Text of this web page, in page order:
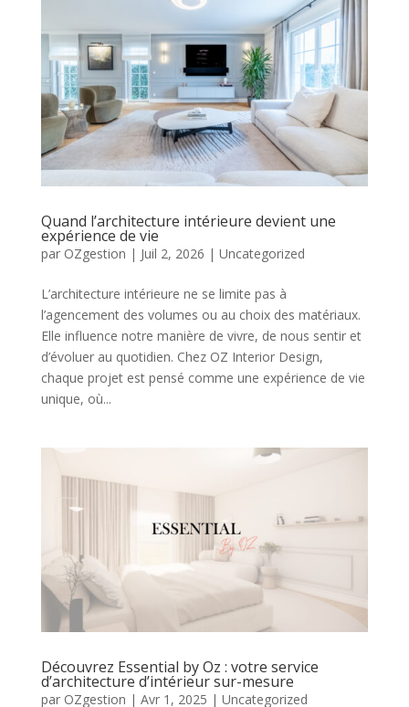
Quand l’architecture intérieure devient une
expérience de vie
par OZgestion | Juil 2, 2026 | Uncategorized
L’architecture intérieure ne se limite pas à
l’agencement des volumes ou au choix des matériaux.
Elle influence notre manière de vivre, de nous sentir et
d’évoluer au quotidien. Chez OZ Interior Design,
chaque projet est pensé comme une expérience de vie
unique, où...
Découvrez Essential by Oz : votre service
d’architecture d’intérieur sur-mesure
par OZgestion | Avr 1, 2025 | Uncategorized